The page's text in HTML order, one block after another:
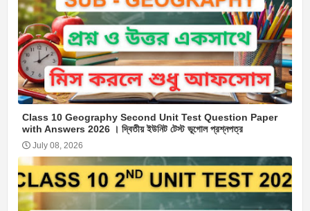
Class 10 Geography Second Unit Test Question Paper
with Answers 2026 । দ্বিতীয় ইউনিট টেস্ট ভূগোল প্রশ্নপত্র
July 08, 2026